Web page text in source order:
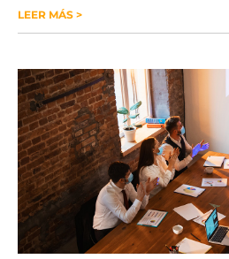
LEER MÁS >